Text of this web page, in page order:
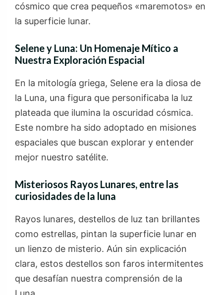
cósmico que crea pequeños «maremotos» en
la superficie lunar.
Selene y Luna: Un Homenaje Mítico a
Nuestra Exploración Espacial
En la mitología griega, Selene era la diosa de
la Luna, una figura que personificaba la luz
plateada que ilumina la oscuridad cósmica.
Este nombre ha sido adoptado en misiones
espaciales que buscan explorar y entender
mejor nuestro satélite.
Misteriosos Rayos Lunares, entre las
curiosidades de la luna
Rayos lunares, destellos de luz tan brillantes
como estrellas, pintan la superficie lunar en
un lienzo de misterio. Aún sin explicación
clara, estos destellos son faros intermitentes
que desafían nuestra comprensión de la